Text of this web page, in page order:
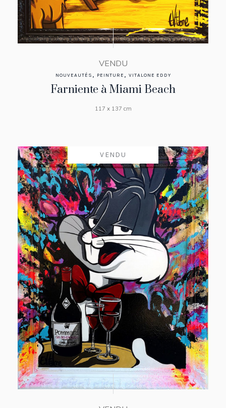
VENDU
NOUVEAUTÉS , PEINTURE , VITALONE EDDY
Farniente à Miami Beach
117 x 137 cm
VENDU